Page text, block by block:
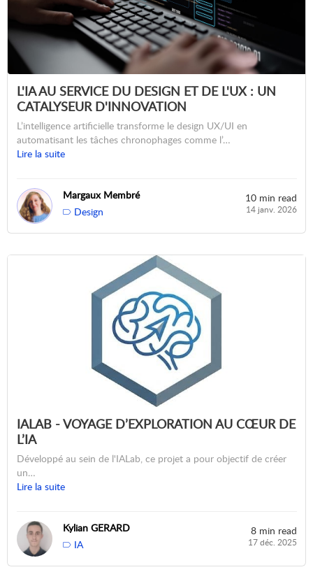
L'IA AU SERVICE DU DESIGN ET DE L'UX : UN
CATALYSEUR D'INNOVATION
L’intelligence artificielle transforme le design UX/UI en
automatisant les tâches chronophages comme l’…
Lire la suite
Margaux Membré
Design
10 min read
14 janv. 2026
IALAB - VOYAGE D’EXPLORATION AU CŒUR DE
L’IA
Développé au sein de l'IALab, ce projet a pour objectif de créer
un…
Lire la suite
Kylian GERARD
IA
8 min read
17 déc. 2025